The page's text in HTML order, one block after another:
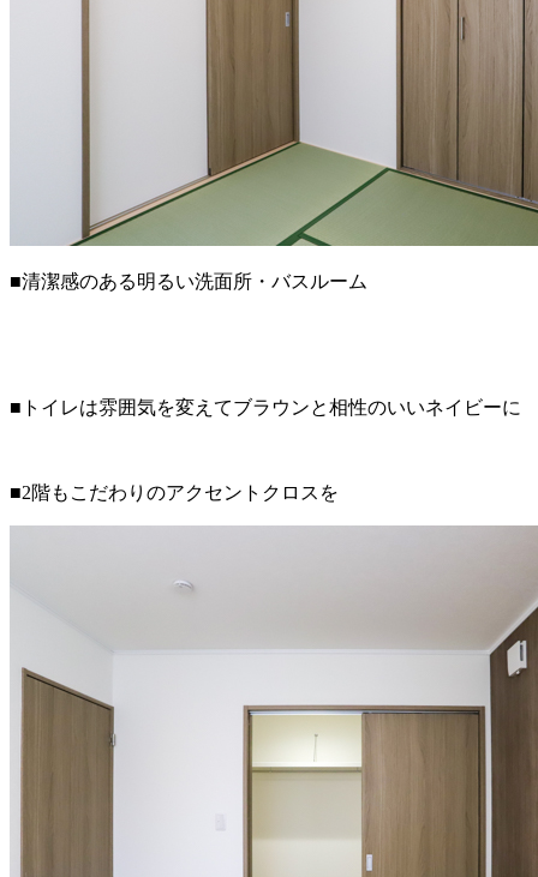
■清潔感のある明るい洗面所・バスルーム
■トイレは雰囲気を変えてブラウンと相性のいいネイビーに
■2階もこだわりのアクセントクロスを